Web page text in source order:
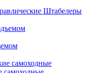
Штабелеры